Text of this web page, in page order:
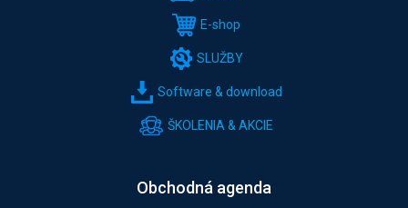
E-shop
SLUŽBY
Software & download
ŠKOLENIA & AKCIE
Obchodná agenda